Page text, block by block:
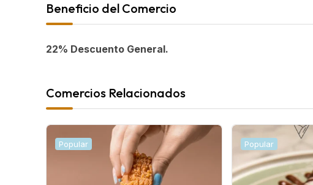
Beneficio del Comercio
22% Descuento General.
Comercios Relacionados
Popular Popular